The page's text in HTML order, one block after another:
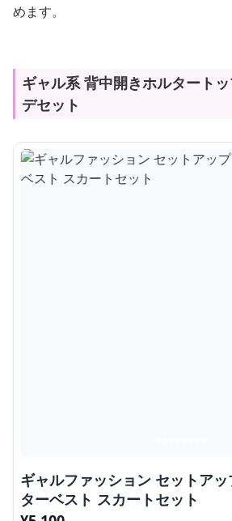
めます。
ギャル系 背中開きホルタート
デセット
ギャルファッション セットア
ターベスト スカートセット